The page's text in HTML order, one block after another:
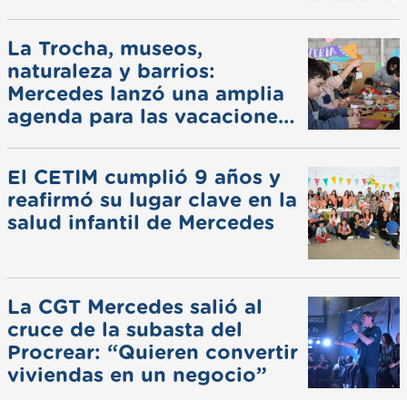
La Trocha, museos,
naturaleza y barrios:
Mercedes lanzó una amplia
agenda para las vacaciones
El CETIM cumplió 9 años y
reafirmó su lugar clave en la
salud infantil de Mercedes
La CGT Mercedes salió al
cruce de la subasta del
Procrear: “Quieren convertir
viviendas en un negocio”